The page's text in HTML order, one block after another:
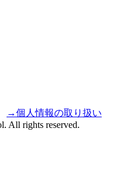
→個人情報の取り扱い
All rights reserved.